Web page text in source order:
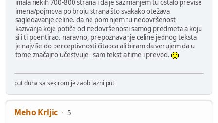
imala nekih 700-800 strana i da je sažimanjem tu ostalo previše
imena/pojmova po broju strana što svakako otežava
sagledavanje celine. da ne pominjem tu nedovršenost
kazivanja koje potiče od nedovršenosti samog predmeta a koju
si i ti poentirao. naravno, prepoznavanje celine jednog teksta
je najviše do perceptivnosti čitaoca ali biram da verujem da u
tome značajno učestvuje i sam tekst a time i prevod.
put duha sa sekirom je zaobilazni put
Meho Krljic
5